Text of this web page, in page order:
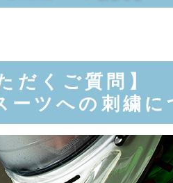
いた
ーツへの刺繍に